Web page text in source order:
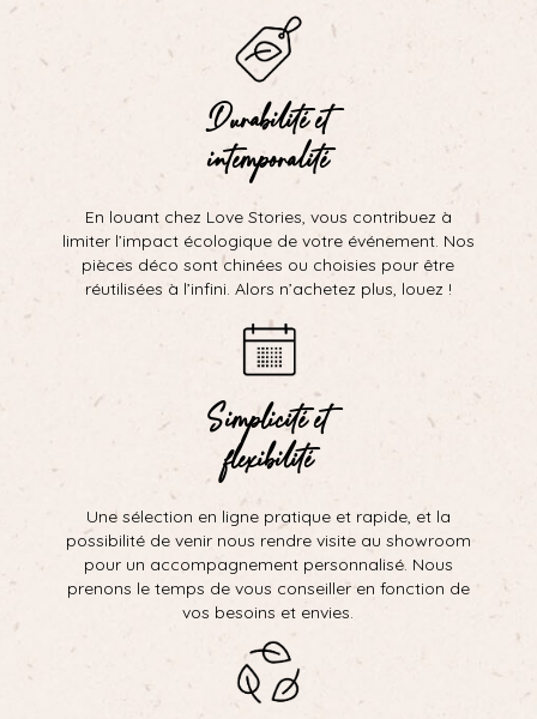
Durabilité et
intemporalité
En louant chez Love Stories, vous contribuez à
limiter l’impact écologique de votre événement. Nos
pièces déco sont chinées ou choisies pour être
réutilisées à l’infini. Alors n’achetez plus, louez !
Simplicité et
flexibilité
Une sélection en ligne pratique et rapide, et la
possibilité de venir nous rendre visite au showroom
pour un accompagnement personnalisé. Nous
prenons le temps de vous conseiller en fonction de
vos besoins et envies.